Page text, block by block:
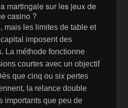
martingale sur les jeux de
casino ?
mais les limites de table et
imposent des
La méthode fonctionne
courtes avec un objectif
que cinq ou six pertes
la relance double
importants que peu de